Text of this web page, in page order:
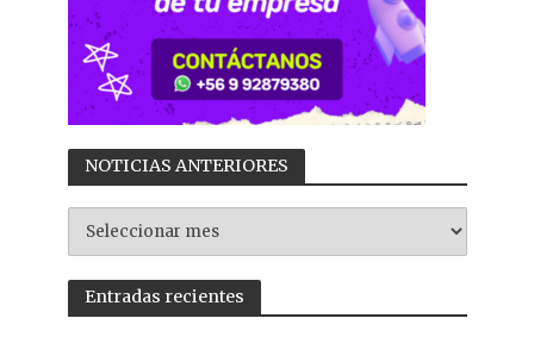
NOTICIAS ANTERIORES
ANTERIORES
Entradas recientes